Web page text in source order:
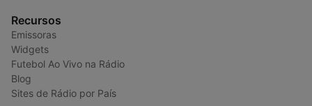
Recursos
Emissoras
Widgets
Futebol Ao Vivo na Rádio
Blog
Sites de Rádio por País